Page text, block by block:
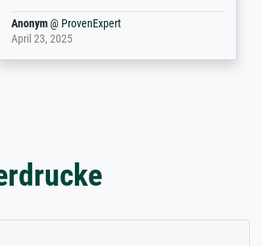
Anonym@ ProvenExpert
March 31, 2025